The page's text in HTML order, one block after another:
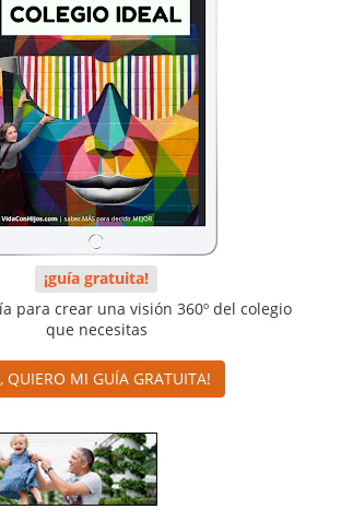
¡guía gratuita!
para crear una visión 360º del colegio
que necesitas
QUIERO MI GUÍA GRATUITA!